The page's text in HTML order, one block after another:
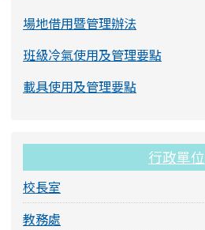
場地借用暨管理辦法
班級冷氣使用及管理要點
載具使用及管理要點
行政單位
校長室
教務處